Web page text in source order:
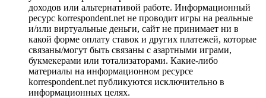
доходов или альтернативой работе. Информационный
ресурс korrespondent.net не проводит игры на реальные
и/или виртуальные деньги, сайт не принимает ни в
какой форме оплату ставок и других платежей, которые
связаны/могут быть связаны с азартными играми,
букмекерами или тотализаторами. Какие-либо
материалы на информационном ресурсе
korrespondent.net публикуются исключительно в
информационных целях.